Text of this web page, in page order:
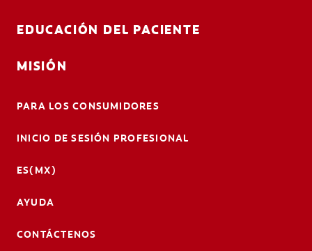
EDUCACIÓN DEL PACIENTE
MISIÓN
PARA LOS CONSUMIDORES
INICIO DE SESIÓN PROFESIONAL
ES(MX)
AYUDA
CONTÁCTENOS